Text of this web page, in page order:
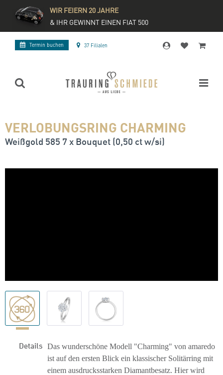
WIR FEIERN 20 JAHRE
& IHR GEWINNT EINEN FIAT 500
Termin buchen 37 Filialen
VERLOBUNGSRING CHARMING
Weißgold 585 7 x Bouquet (0,50 ct w/si)
Details Das wunderschöne Modell "Charming" von amaredo
ist auf den ersten Blick ein klassischer Solitärring mit
einem ausdrucksstarken Diamantbesatz. Hier wird